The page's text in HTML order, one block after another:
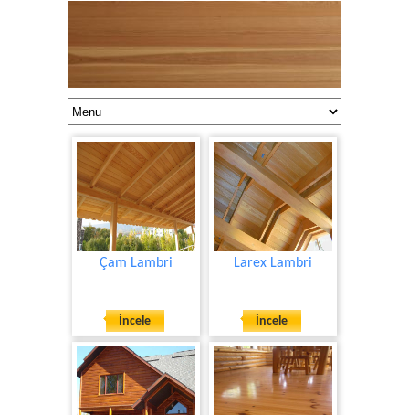
Çam Lambri
İncele
Larex Lambri
İncele